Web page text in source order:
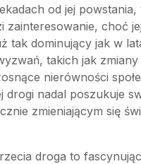
od jej powstania,
zainteresowanie, choć
tak dominujący jak w
takich jak zmiany
nierówności
drogi nadal poszukuje
zmieniającym się
droga to